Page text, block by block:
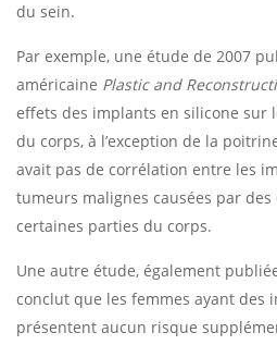
du sein.
Par exemple, une étude de 2007
américaine Plastic and
effets des implants en silicone sur
du corps, à l’exception de la
avait pas de corrélation entre les
tumeurs malignes causées par
certaines parties du corps.
Une autre étude, également
conclut que les femmes ayant des
présentent aucun risque